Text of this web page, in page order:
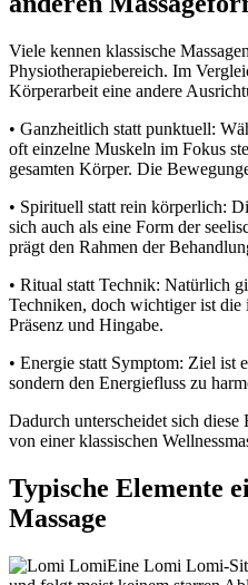
Viele kennen klassische
Physiotherapiebereich. Im
Körperarbeit eine andere
• Ganzheitlich statt punktuell:
oft einzelne Muskeln im Fokus
gesamten Körper. Die
• Spirituell statt rein körperlich:
sich auch als eine Form der
prägt den Rahmen der
• Ritual statt Technik: Natürlich
Techniken, doch wichtiger ist die
Präsenz und Hingabe.
• Energie statt Symptom: Ziel ist
sondern den Energiefluss zu
Dadurch unterscheidet sich
von einer klassischen
Typische Elemente
Massage
Eine Lomi Lomi-